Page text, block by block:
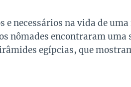
e necessários na vida de
nômades encontraram uma
egípcias, que